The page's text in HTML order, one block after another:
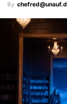
By